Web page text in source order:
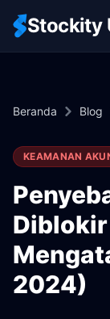
Stockity
Beranda Blog
KEAMANAN
Diblokir
2024)